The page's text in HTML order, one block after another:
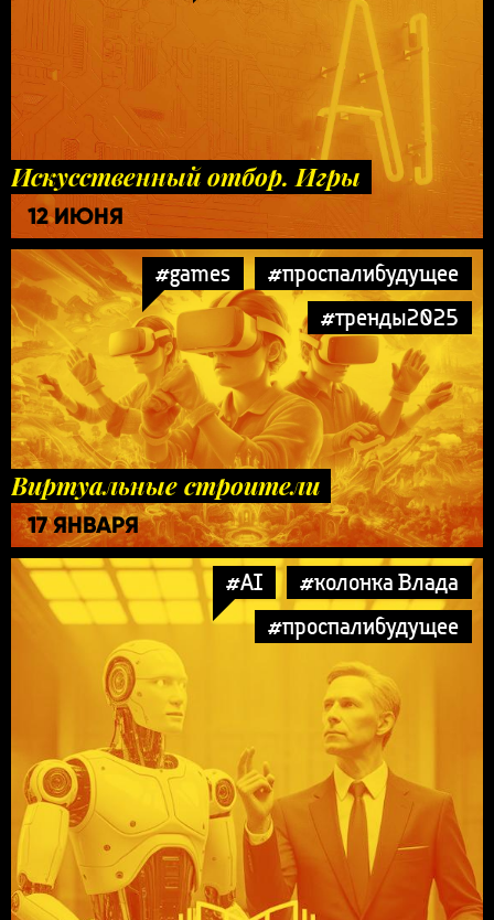
Искусственный отбор. Игры
12 ИЮНЯ
#games
#проспалибудущее
#тренды2025
Виртуальные строители
17 ЯНВАРЯ
#AI
#колонка Влада
#проспалибудущее